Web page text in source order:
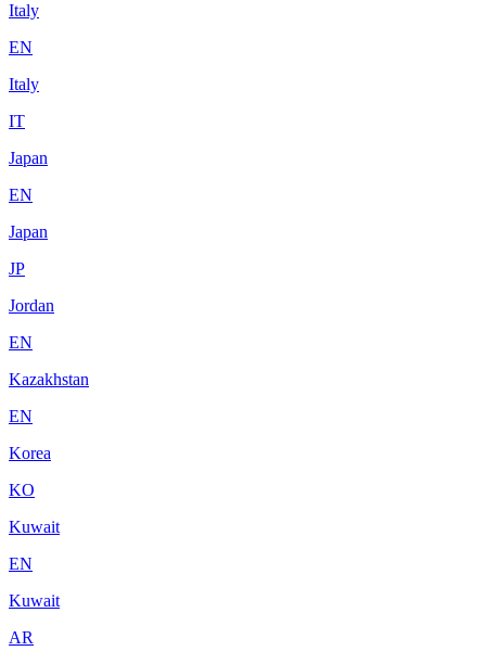
Italy
EN
Italy
IT
Japan
EN
Japan
JP
Jordan
EN
Kazakhstan
EN
Korea
KO
Kuwait
EN
Kuwait
AR